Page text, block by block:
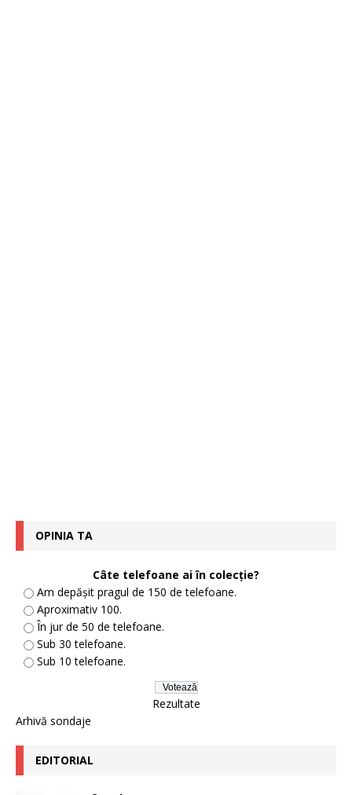
OPINIA TA
Câte telefoane ai în colecție?
Am depășit pragul de 150 de telefoane.
Aproximativ 100.
În jur de 50 de telefoane.
Sub 30 telefoane.
Sub 10 telefoane.
Rezultate
Arhivă sondaje
EDITORIAL